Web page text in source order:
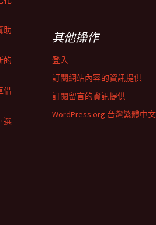
助
的
借
選
其他操作
登入
訂閱網站內容的資訊提供
訂閱留言的資訊提供
WordPress.org 台灣繁體中文